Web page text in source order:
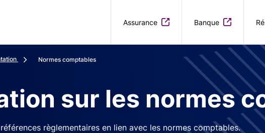
Assurance Banque
Normes comptables
sur les normes
règlementaires en lien avec les normes comptables.